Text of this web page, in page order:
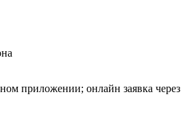
приложении; онлайн заявка через